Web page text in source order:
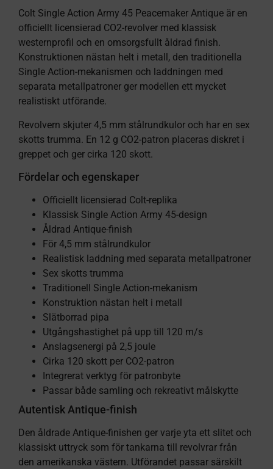
Colt Single Action Army 45 Peacemaker Antique är en
officiellt licensierad CO2-revolver med klassisk
westernprofil och en omsorgsfullt åldrad finish.
Konstruktionen nästan helt i metall, den traditionella
Single Action-mekanismen och laddningen med
separata metallpatroner ger modellen ett mycket
realistiskt utförande.
Revolvern skjuter 4,5 mm stålrundkulor och har en sex
skotts trumma. En 12 g CO2-patron placeras diskret i
greppet och ger cirka 120 skott.
Fördelar och egenskaper
Officiellt licensierad Colt-replika
Klassisk Single Action Army 45-design
Åldrad Antique-finish
För 4,5 mm stålrundkulor
Realistisk laddning med separata metallpatroner
Sex skotts trumma
Traditionell Single Action-mekanism
Konstruktion nästan helt i metall
Slätborrad pipa
Utgångshastighet på upp till 120 m/s
Anslagsenergi på 2,5 joule
Cirka 120 skott per CO2-patron
Integrerat verktyg för patronbyte
Passar både samling och rekreativt målskytte
Autentisk Antique-finish
Den åldrade Antique-finishen ger varje yta ett slitet och
klassiskt uttryck som för tankarna till revolvrar från
den amerikanska västern. Utförandet passar särskilt